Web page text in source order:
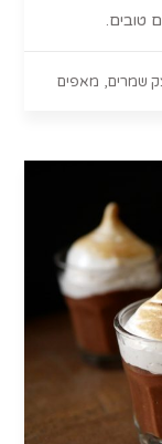
טובים.
שמרים, מאפים